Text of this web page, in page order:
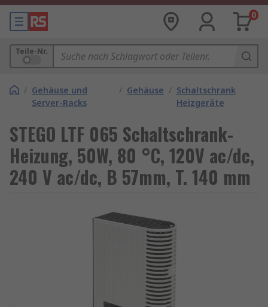
0
Teile-Nr.
/ Gehäuse und
Server-Racks
/ Gehäuse / Schaltschrank
Heizgeräte
STEGO LTF 065 Schaltschrank-
Heizung, 50W, 80 °C, 120V ac/dc,
240 V ac/dc, B 57mm, T. 140 mm